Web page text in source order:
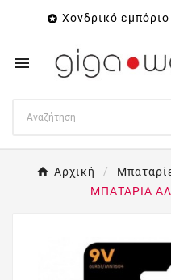
 Χονδρικό

Αρχική
ΜΠΑΤΑΡΙΑ